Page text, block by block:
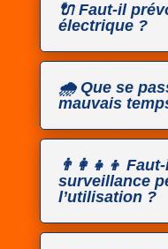
🔌 Faut-il
électrique ?
🌧️ Que se
mauvais
👨‍👩‍👧‍👦
surveillance
l’utilisation ?